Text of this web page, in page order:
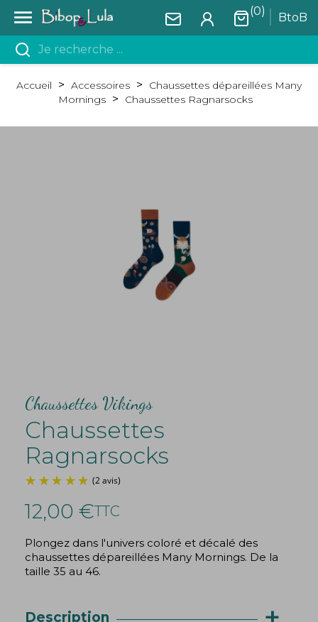
 BtoB
(0)
Accueil Accessoires
Chaussettes dépareillées Many
Mornings
Chaussettes Ragnarsocks
Chaussettes Vikings
Chaussettes
Ragnarsocks
(2 avis)
12,00 €TTC
Plongez dans l'univers coloré et décalé des
chaussettes dépareillées Many Mornings. De la
taille 35 au 46.
Description